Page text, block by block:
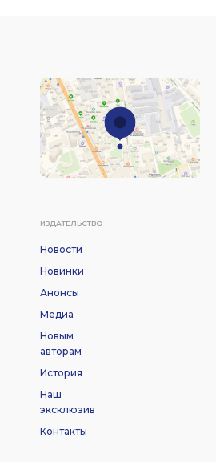
ИЗДАТЕЛЬСТВО
Новости
Новинки
Анонсы
Медиа
Новым
авторам
История
Наш
эксклюзив
Контакты